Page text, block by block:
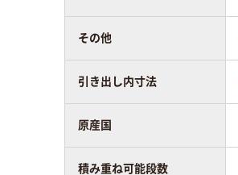
その他
引き出し内寸法
原産国
積み重ね可能段数